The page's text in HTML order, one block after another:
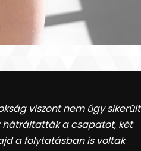
viszont nem úgy sikerült
hátráltatták a csapatot, két
a folytatásban is voltak